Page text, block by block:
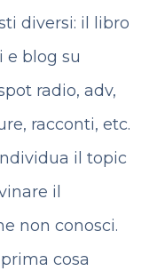
diversi: il libro
e blog su
radio, adv,
racconti, etc.
il topic
il
non conosci.
cosa